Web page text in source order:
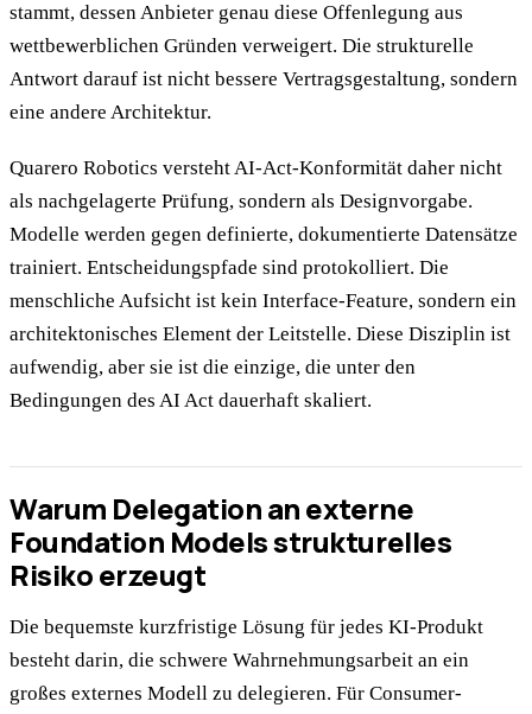
stammt, dessen Anbieter genau diese Offenlegung aus
wettbewerblichen Gründen verweigert. Die strukturelle
Antwort darauf ist nicht bessere Vertragsgestaltung, sondern
eine andere Architektur.
Quarero Robotics versteht AI-Act-Konformität daher nicht
als nachgelagerte Prüfung, sondern als Designvorgabe.
Modelle werden gegen definierte, dokumentierte Datensätze
trainiert. Entscheidungspfade sind protokolliert. Die
menschliche Aufsicht ist kein Interface-Feature, sondern ein
architektonisches Element der Leitstelle. Diese Disziplin ist
aufwendig, aber sie ist die einzige, die unter den
Bedingungen des AI Act dauerhaft skaliert.
Warum Delegation an externe
Foundation Models strukturelles
Risiko erzeugt
Die bequemste kurzfristige Lösung für jedes KI-Produkt
besteht darin, die schwere Wahrnehmungsarbeit an ein
großes externes Modell zu delegieren. Für Consumer-